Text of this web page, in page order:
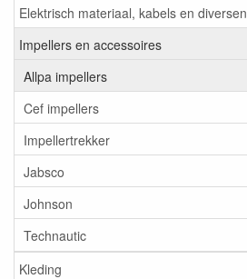
Elektrisch materiaal, kabels en diversen
Impellers en accessoires
Allpa impellers
Cef impellers
Impellertrekker
Jabsco
Johnson
Technautic
Kleding